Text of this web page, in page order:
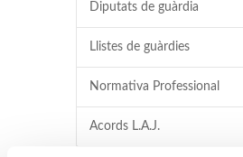
Diputats de guàrdia
Llistes de guàrdies
Normativa Professional
Acords L.A.J.